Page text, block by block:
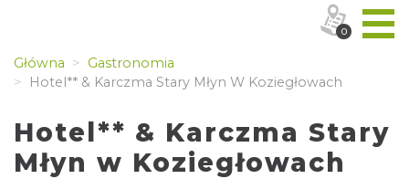
Główna
Gastronomia
Hotel** & Karczma Stary Młyn W Koziegłowach
Hotel** & Karczma Stary
Młyn w Koziegłowach
0